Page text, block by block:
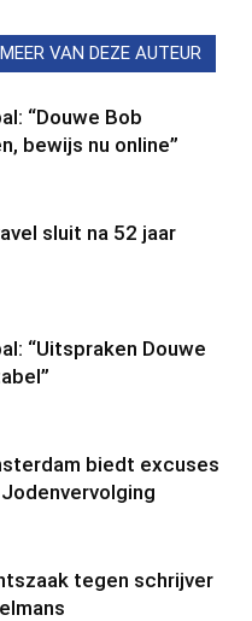
MEER VAN DEZE AUTEUR
“Douwe Bob
bewijs nu online”
sluit na 52 jaar
“Uitspraken Douwe
biedt excuses
tegen schrijver